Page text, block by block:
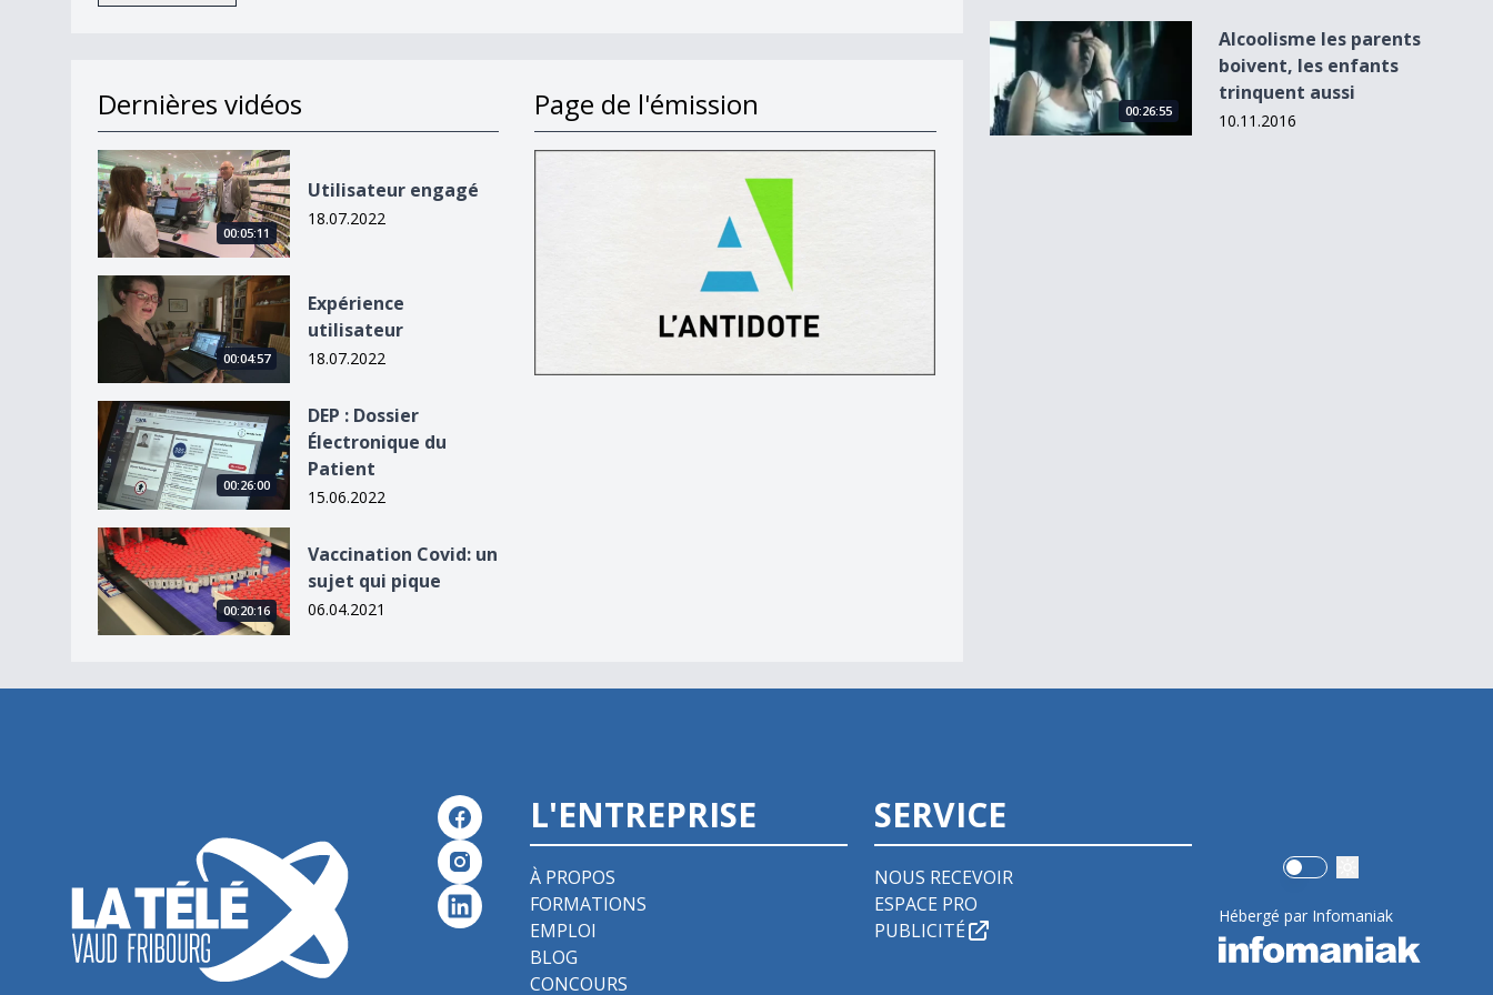
Dernières vidéos
Utilisateur engagé
00:05:11
Utilisateur engagé
18.07.2022
Expérience utilisateur
00:04:57
Expérience
utilisateur
18.07.2022
DEP : Dossier Électronique du Patient
00:26:00
DEP : Dossier
Électronique du
Patient
15.06.2022
Vaccination Covid: un sujet qui pique
00:20:16
Vaccination Covid: un
sujet qui pique
06.04.2021
Page de l'émission
Alcoolisme les parents boivent, les enfants trinquent aussi
00:26:55
Alcoolisme les parents
boivent, les enfants
trinquent aussi
10.11.2016
L'ENTREPRISE
À PROPOS
FORMATIONS
EMPLOI
BLOG
CONCOURS
SERVICE
NOUS RECEVOIR
ESPACE PRO
PUBLICITÉ
Use setting
Hébergé par Infomaniak